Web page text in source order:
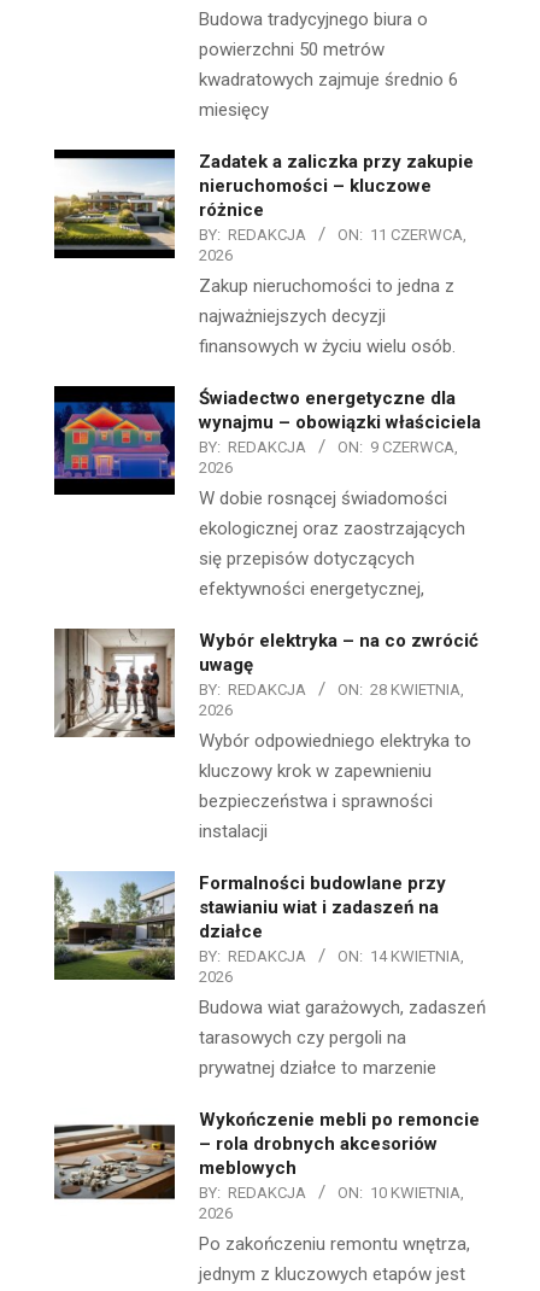
Budowa tradycyjnego biura o
powierzchni 50 metrów
kwadratowych zajmuje średnio 6
miesięcy
Zadatek a zaliczka przy zakupie
nieruchomości – kluczowe
różnice
BY: REDAKCJA ON: 11 CZERWCA,
2026
Zakup nieruchomości to jedna z
najważniejszych decyzji
finansowych w życiu wielu osób.
Świadectwo energetyczne dla
wynajmu – obowiązki właściciela
BY: REDAKCJA ON: 9 CZERWCA,
2026
W dobie rosnącej świadomości
ekologicznej oraz zaostrzających
się przepisów dotyczących
efektywności energetycznej,
Wybór elektryka – na co zwrócić
uwagę
BY: REDAKCJA ON: 28 KWIETNIA,
2026
Wybór odpowiedniego elektryka to
kluczowy krok w zapewnieniu
bezpieczeństwa i sprawności
instalacji
Formalności budowlane przy
stawianiu wiat i zadaszeń na
działce
BY: REDAKCJA ON: 14 KWIETNIA,
2026
Budowa wiat garażowych, zadaszeń
tarasowych czy pergoli na
prywatnej działce to marzenie
Wykończenie mebli po remoncie
– rola drobnych akcesoriów
meblowych
BY: REDAKCJA ON: 10 KWIETNIA,
2026
Po zakończeniu remontu wnętrza,
jednym z kluczowych etapów jest